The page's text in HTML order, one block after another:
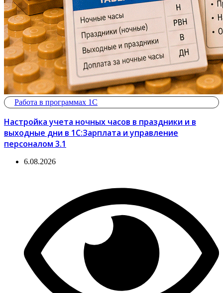
Работа в программах 1С
Настройка учета ночных часов в праздники и в
выходные дни в 1С:Зарплата и управление
персоналом 3.1
6.08.2026